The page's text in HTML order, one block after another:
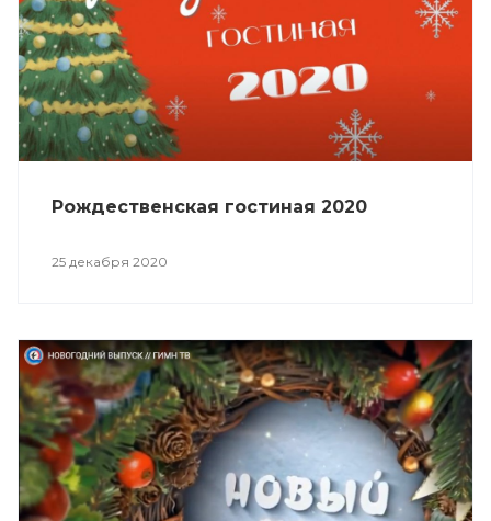
Рождественская гостиная 2020
25 декабря 2020